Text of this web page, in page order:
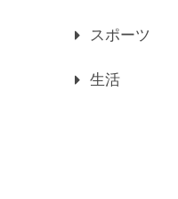
スポーツ
生活